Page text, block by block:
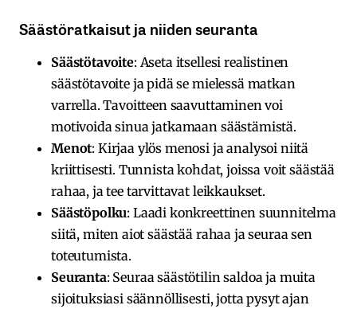
Säästöratkaisut ja niiden seuranta
Säästötavoite: Aseta itsellesi realistinen
säästötavoite ja pidä se mielessä matkan
varrella. Tavoitteen saavuttaminen voi
motivoida sinua jatkamaan säästämistä.
Menot: Kirjaa ylös menosi ja analysoi niitä
kriittisesti. Tunnista kohdat, joissa voit säästää
rahaa, ja tee tarvittavat leikkaukset.
Säästöpolku: Laadi konkreettinen suunnitelma
siitä, miten aiot säästää rahaa ja seuraa sen
toteutumista.
Seuranta: Seuraa säästötilin saldoa ja muita
sijoituksiasi säännöllisesti, jotta pysyt ajan